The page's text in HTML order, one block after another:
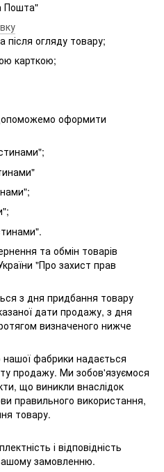
Пошта"
після огляду товару;
карткою;
оформити
та обмін товарів
"Про захист прав
з дня придбання товару
дати продажу, з дня
визначеного нижче
нашої фабрики надається
продажу. Ми зобов'язуємося
що виникли внаслідок
правильного використання,
товару.
і відповідність
замовленню.